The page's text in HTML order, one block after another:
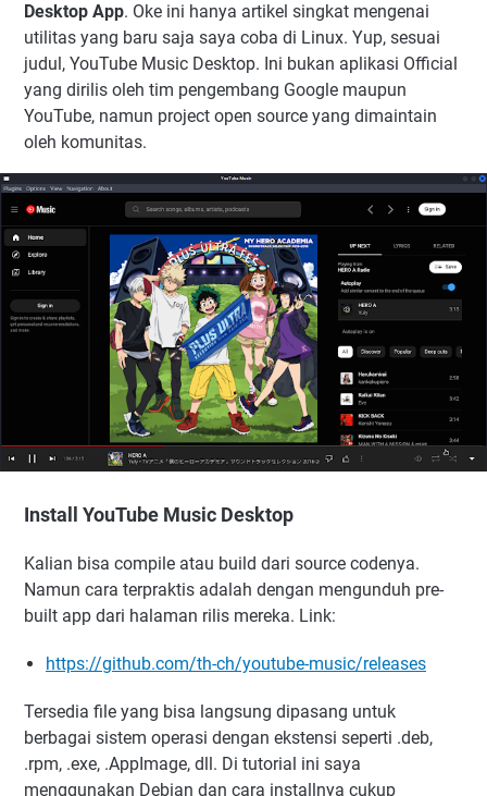
Desktop App. Oke ini hanya artikel singkat mengenai
utilitas yang baru saja saya coba di Linux. Yup, sesuai
judul, YouTube Music Desktop. Ini bukan aplikasi Official
yang dirilis oleh tim pengembang Google maupun
YouTube, namun project open source yang dimaintain
oleh komunitas.
Install YouTube Music Desktop
Kalian bisa compile atau build dari source codenya.
Namun cara terpraktis adalah dengan mengunduh pre-
built app dari halaman rilis mereka. Link:
https://github.com/th-ch/youtube-music/releases
Tersedia file yang bisa langsung dipasang untuk
berbagai sistem operasi dengan ekstensi seperti .deb,
.rpm, .exe, .AppImage, dll. Di tutorial ini saya
menggunakan Debian dan cara installnya cukup